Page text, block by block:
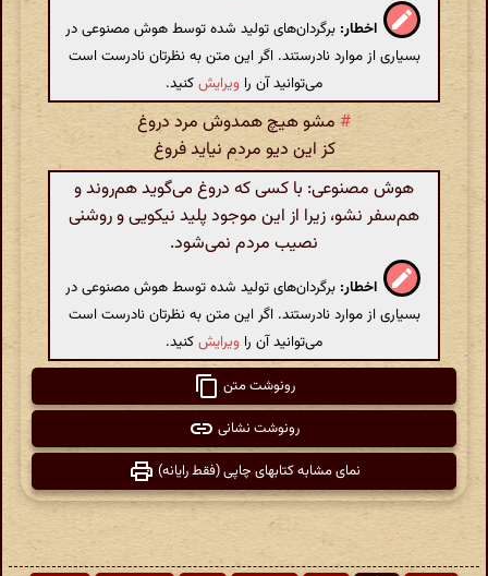
اخطار: برگردان‌های تولید شده توسط هوش مصنوعی در
بسیاری از موارد نادرستند. اگر این متن به نظرتان نادرست است
می‌توانید آن را ویرایشکنید.
# مشو هیچ همدوش مرد دروغ
کز این دیو مردم نیاید فروغ
هوش مصنوعی: با کسی که دروغ می‌گوید هم‌روند و
هم‌سفر نشو، زیرا از این موجود پلید نیکویی و روشنی
نصیب مردم نمی‌شود.
اخطار: برگردان‌های تولید شده توسط هوش مصنوعی در
بسیاری از موارد نادرستند. اگر این متن به نظرتان نادرست است
می‌توانید آن را ویرایشکنید.
رونوشت متن
رونوشت نشانی
نمای مشابه کتابهای چاپی (فقط رایانه)